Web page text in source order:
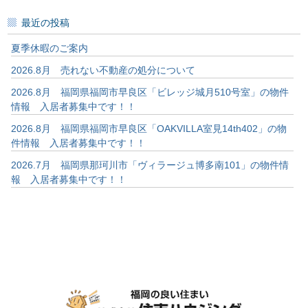
最近の投稿
夏季休暇のご案内
2026.8月 売れない不動産の処分について
2026.8月 福岡県福岡市早良区「ビレッジ城月510号室」の物件
情報 入居者募集中です！！
2026.8月 福岡県福岡市早良区「OAKVILLA室見14th402」の物
件情報 入居者募集中です！！
2026.7月 福岡県那珂川市「ヴィラージュ博多南101」の物件情
報 入居者募集中です！！